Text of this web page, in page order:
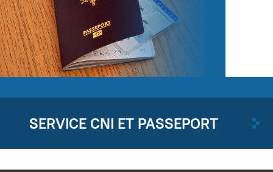
SERVICE CNI ET PASSEPORT